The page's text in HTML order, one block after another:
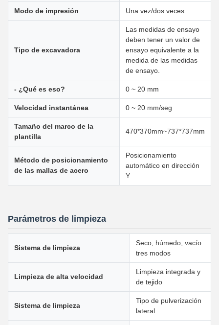
Modo de impresión Una vez/dos veces
Tipo de excavadora
Las medidas de ensayo
deben tener un valor de
ensayo equivalente a la
medida de las medidas
de ensayo.
- ¿Qué es eso? 0 ~ 20 mm
Velocidad instantánea 0 ~ 20 mm/seg
Tamaño del marco de la
plantilla
470*370mm~737*737mm
Método de posicionamiento
de las mallas de acero
Posicionamiento
automático en dirección
Y
Parámetros de limpieza
Sistema de limpieza
Seco, húmedo, vacío
tres modos
Limpieza de alta velocidad
Limpieza integrada y
de tejido
Sistema de limpieza
Tipo de pulverización
lateral